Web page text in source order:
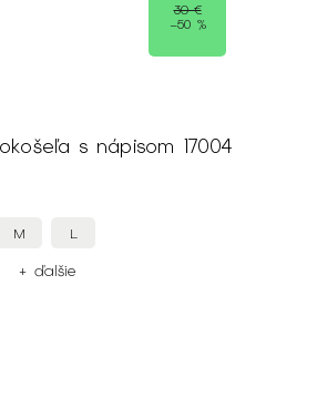
30 €
–50 %
s nápisom 17004
M L
+ ďalšie